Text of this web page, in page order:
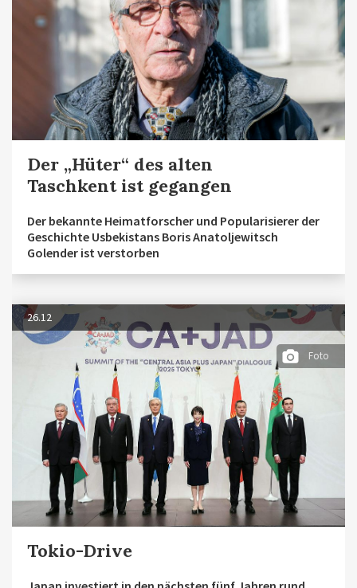
Der „Hüter“ des alten
Taschkent ist gegangen
Der bekannte Heimatforscher und Popularisierer der
Geschichte Usbekistans Boris Anatoljewitsch
Golender ist verstorben
26.12
Foto
Tokio-Drive